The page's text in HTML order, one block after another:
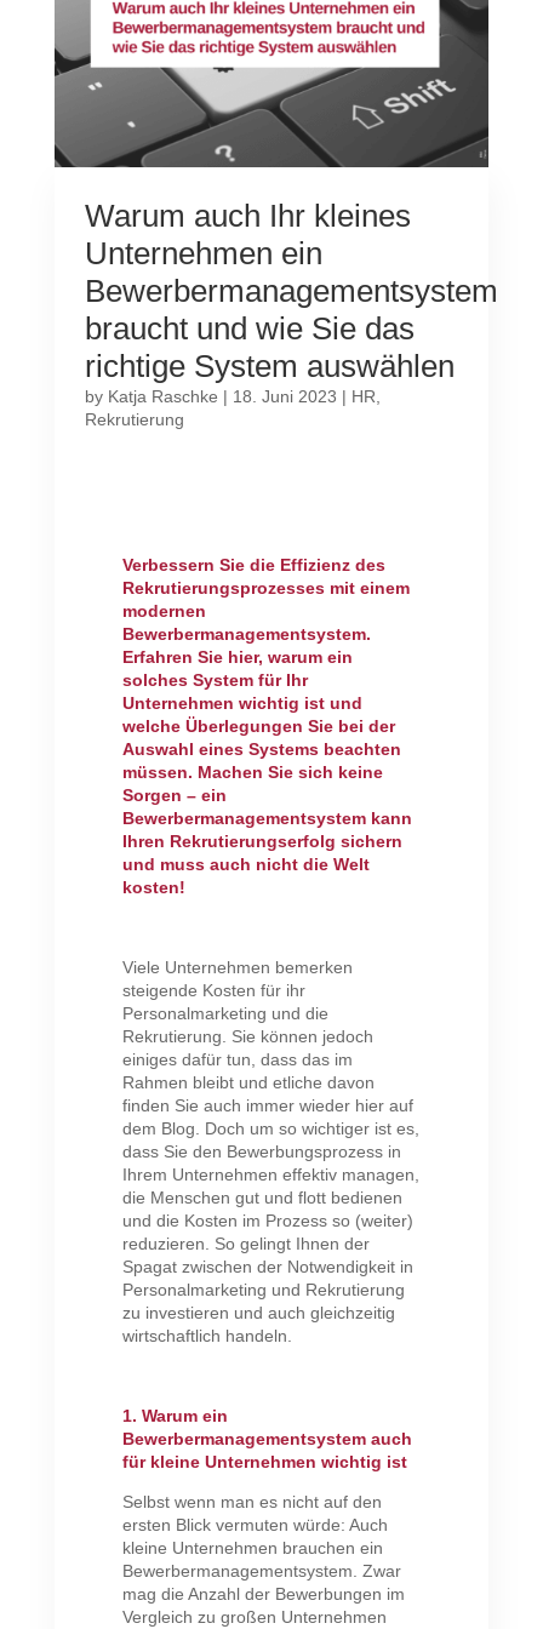
Warum auch Ihr kleines
Unternehmen ein
Bewerbermanagementsystem
braucht und wie Sie das
richtige System auswählen
by Katja Raschke | 18. Juni 2023 | HR
Rekrutierung
Verbessern Sie die Effizienz des
Rekrutierungsprozesses mit einem
modernen
Bewerbermanagementsystem.
Erfahren Sie hier, warum ein
solches System für Ihr
Unternehmen wichtig ist und
welche Überlegungen Sie bei der
Auswahl eines Systems beachten
müssen. Machen Sie sich keine
Sorgen – ein
Bewerbermanagementsystem kann
Ihren Rekrutierungserfolg sichern
und muss auch nicht die Welt
kosten!
Viele Unternehmen bemerken
steigende Kosten für ihr
Personalmarketing und die
Rekrutierung. Sie können jedoch
einiges dafür tun, dass das im
Rahmen bleibt und etliche davon
finden Sie auch immer wieder hier auf
dem Blog. Doch um so wichtiger ist es,
dass Sie den Bewerbungsprozess in
Ihrem Unternehmen effektiv managen,
die Menschen gut und flott bedienen
und die Kosten im Prozess so (weiter)
reduzieren. So gelingt Ihnen der
Spagat zwischen der Notwendigkeit in
Personalmarketing und Rekrutierung
zu investieren und auch gleichzeitig
wirtschaftlich handeln.
1. Warum ein
Bewerbermanagementsystem auch
für kleine Unternehmen wichtig ist
Selbst wenn man es nicht auf den
ersten Blick vermuten würde: Auch
kleine Unternehmen brauchen ein
Bewerbermanagementsystem. Zwar
mag die Anzahl der Bewerbungen im
Vergleich zu großen Unternehmen